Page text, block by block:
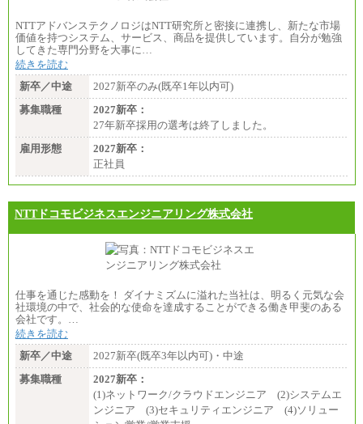
NTTアドバンステクノロジはNTT研究所と密接に連携し、新たな市場
価値を持つシステム、サービス、商品を提供しています。自分が勉強
してきた専門分野を大事に…
続きを読む
新卒／中途
2027新卒のみ(既卒1年以内可)
募集職種
2027新卒：
27年新卒採用の選考は終了しました。
雇用形態
2027新卒：
正社員
NTTドコモビジネスエンジニアリング株式会社
仕事を通じた感動を！ ダイナミズムに溢れた当社は、明るく元気な会
社環境の中で、社会的な使命を達成することができる働き甲斐のある
会社です。…
続きを読む
新卒／中途
2027新卒(既卒3年以内可)・中途
募集職種
2027新卒：
(1)ネットワーク/クラウドエンジニア (2)システムエ
ンジニア (3)セキュリティエンジニア (4)ソリュー